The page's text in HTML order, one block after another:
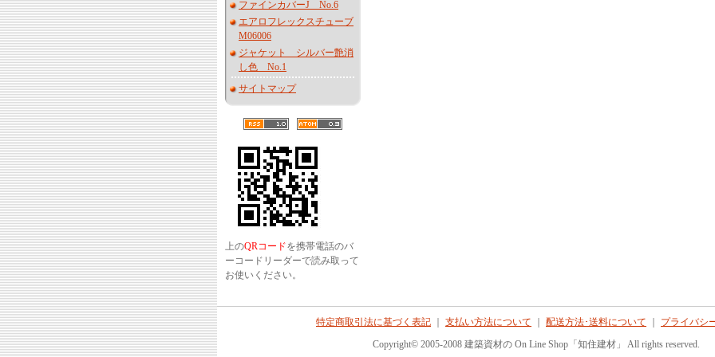
ファインカバーJ No.6
エアロフレックスチューブ
M06006
ジャケット シルバー艶消
し色 No.1
サイトマップ
上のQRコードを携帯電話のバ
ーコードリーダーで読み取って
お使いください。
特定商取引法に基づく表記 支払い方法について 配送方法･送料について
プライバシ
Copyright© 2005-2008 建築資材の On Line Shop「知住建材」 All rights reserved.